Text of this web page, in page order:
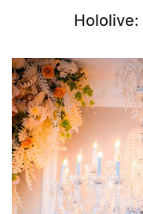
Hololive: